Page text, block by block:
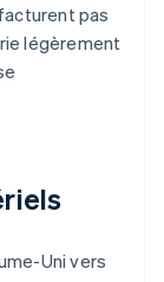
pas
légèrement
Uni vers